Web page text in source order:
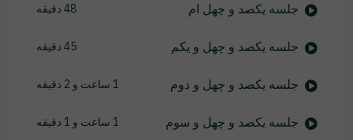
جلسه یکصد و چهل ام 48 دقیقه
جلسه یکصد و چهل و یکم 45 دقیقه
جلسه یکصد و چهل و دوم 1 ساعت و 2 دقیقه
جلسه یکصد و چهل و سوم 1 ساعت و 1 دقیقه